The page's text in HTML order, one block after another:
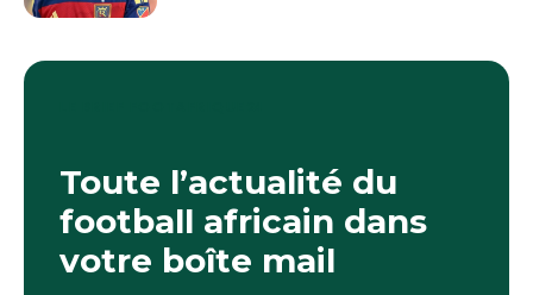
Toute l’actualité du
football africain dans
votre boîte mail